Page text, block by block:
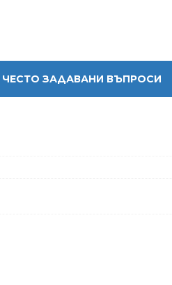
ЧЕСТО ЗАДАВАНИ ВЪПРОСИ